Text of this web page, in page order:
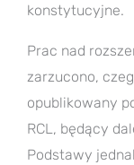
konstytucyjne.
Prac nad
zarzucono,
opublikowany
RCL, będący
Podstawy